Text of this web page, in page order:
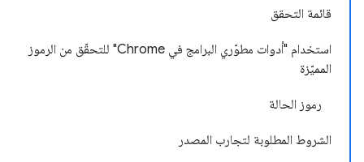
قائمة التحقق
استخدام "أدوات مطوّري البرامج في Chrome" للتحقّق من الرموز
المميّزة
رموز الحالة
الشروط المطلوبة لتجارب المصدر